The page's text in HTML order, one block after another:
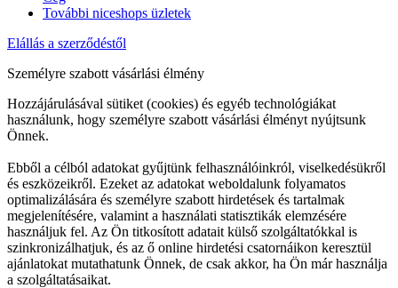
További niceshops üzletek
Elállás a szerződéstől
Személyre szabott vásárlási élmény
Hozzájárulásával sütiket (cookies) és egyéb technológiákat
használunk, hogy személyre szabott vásárlási élményt nyújtsunk
Önnek.
Ebből a célból adatokat gyűjtünk felhasználóinkról, viselkedésükről
és eszközeikről. Ezeket az adatokat weboldalunk folyamatos
optimalizálására és személyre szabott hirdetések és tartalmak
megjelenítésére, valamint a használati statisztikák elemzésére
használjuk fel. Az Ön titkosított adatait külső szolgáltatókkal is
szinkronizálhatjuk, és az ő online hirdetési csatornáikon keresztül
ajánlatokat mutathatunk Önnek, de csak akkor, ha Ön már használja
a szolgáltatásaikat.